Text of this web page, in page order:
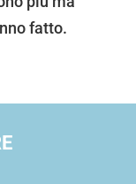
fatto.